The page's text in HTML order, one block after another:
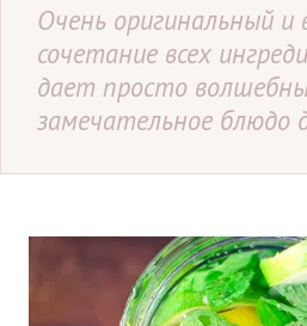
Очень оригинальный и
сочетание всех
дает просто
замечательное блюдо